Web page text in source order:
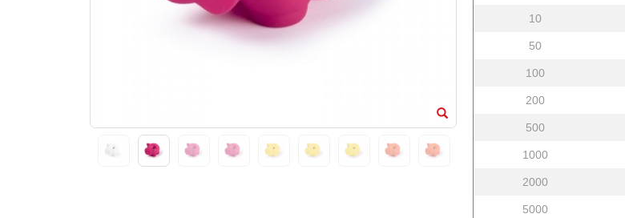
10
50
100
200
500
1000
2000
5000